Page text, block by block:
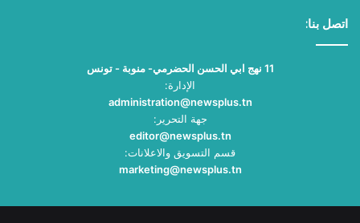
اتصل بنا:
11 نهج ابي الحسن الحضرمي- منوبة - تونس
الإدارة:
administration@newsplus.tn
جهة التحرير:
editor@newsplus.tn
قسم التسويق والاعلانات:
marketing@newsplus.tn